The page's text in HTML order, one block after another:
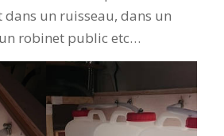
un ruisseau, dans un
robinet public etc…